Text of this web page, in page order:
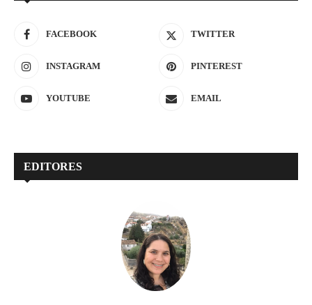
FACEBOOK TWITTER
INSTAGRAM PINTEREST
YOUTUBE EMAIL
EDITORES